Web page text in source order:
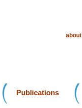
about
Publications